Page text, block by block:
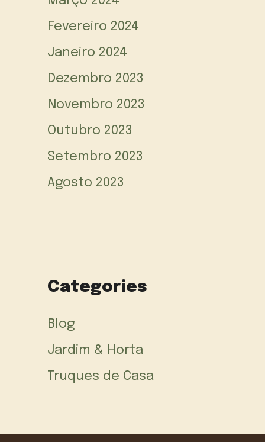
Fevereiro 2024
Janeiro 2024
Dezembro 2023
Novembro 2023
Outubro 2023
Setembro 2023
Agosto 2023
Categories
Blog
Jardim & Horta
Truques de Casa